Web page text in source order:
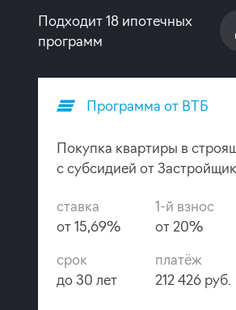
Подходит 18 ипотечных
программ
Программа от ВТБ
Покупка квартиры в
с субсидией от
ставка
от 15,69%
1-й взнос
от 20%
срок
до 30 лет
платёж
212 426 руб.